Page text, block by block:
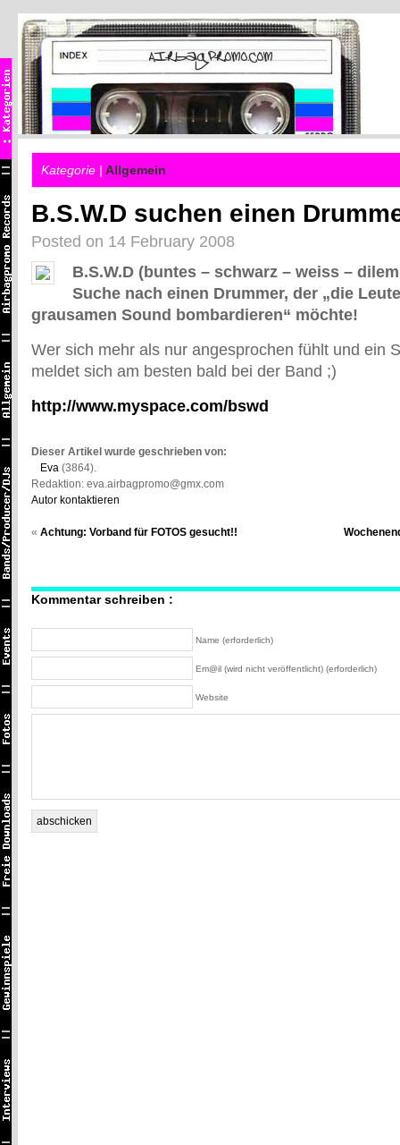
Kategorie | Allgemein
B.S.W.D suchen einen
Posted on 14 February 2008
B.S.W.D (buntes – schwarz – weiss –
Suche nach einen Drummer, der „die
grausamen Sound bombardieren“ möchte!
Wer sich mehr als nur angesprochen fühlt und ein
meldet sich am besten bald bei der Band ;)
http://www.myspace.com/bswd
Dieser Artikel wurde geschrieben von:
Eva (3864).
Redaktion: eva.airbagpromo@gmx.com
Autor kontaktieren
« Achtung: Vorband für FOTOS gesucht!!
Kommentar schreiben :
Name (erforderlich)
Em@il (wird nicht veröffentlicht) (erforderlich)
Website